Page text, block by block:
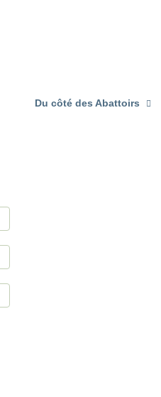
Du côté des Abattoirs